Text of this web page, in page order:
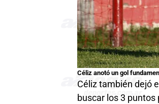
Céliz anotó un gol
Céliz también dejó
buscar los 3 puntos